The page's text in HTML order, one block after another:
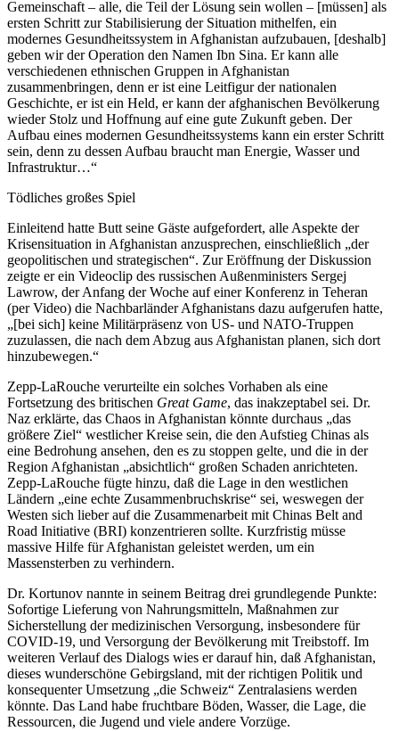
Gemeinschaft – alle, die Teil der Lösung sein wollen – [müssen] als
ersten Schritt zur Stabilisierung der Situation mithelfen, ein
modernes Gesundheitssystem in Afghanistan aufzubauen, [deshalb]
geben wir der Operation den Namen Ibn Sina. Er kann alle
verschiedenen ethnischen Gruppen in Afghanistan
zusammenbringen, denn er ist eine Leitfigur der nationalen
Geschichte, er ist ein Held, er kann der afghanischen Bevölkerung
wieder Stolz und Hoffnung auf eine gute Zukunft geben. Der
Aufbau eines modernen Gesundheitssystems kann ein erster Schritt
sein, denn zu dessen Aufbau braucht man Energie, Wasser und
Infrastruktur…“
Tödliches großes Spiel
Einleitend hatte Butt seine Gäste aufgefordert, alle Aspekte der
Krisensituation in Afghanistan anzusprechen, einschließlich „der
geopolitischen und strategischen“. Zur Eröffnung der Diskussion
zeigte er ein Videoclip des russischen Außenministers Sergej
Lawrow, der Anfang der Woche auf einer Konferenz in Teheran
(per Video) die Nachbarländer Afghanistans dazu aufgerufen hatte,
„[bei sich] keine Militärpräsenz von US- und NATO-Truppen
zuzulassen, die nach dem Abzug aus Afghanistan planen, sich dort
hinzubewegen.“
Zepp-LaRouche verurteilte ein solches Vorhaben als eine
Fortsetzung des britischen Great Game, das inakzeptabel sei. Dr.
Naz erklärte, das Chaos in Afghanistan könnte durchaus „das
größere Ziel“ westlicher Kreise sein, die den Aufstieg Chinas als
eine Bedrohung ansehen, den es zu stoppen gelte, und die in der
Region Afghanistan „absichtlich“ großen Schaden anrichteten.
Zepp-LaRouche fügte hinzu, daß die Lage in den westlichen
Ländern „eine echte Zusammenbruchskrise“ sei, weswegen der
Westen sich lieber auf die Zusammenarbeit mit Chinas Belt and
Road Initiative (BRI) konzentrieren sollte. Kurzfristig müsse
massive Hilfe für Afghanistan geleistet werden, um ein
Massensterben zu verhindern.
Dr. Kortunov nannte in seinem Beitrag drei grundlegende Punkte:
Sofortige Lieferung von Nahrungsmitteln, Maßnahmen zur
Sicherstellung der medizinischen Versorgung, insbesondere für
COVID-19, und Versorgung der Bevölkerung mit Treibstoff. Im
weiteren Verlauf des Dialogs wies er darauf hin, daß Afghanistan,
dieses wunderschöne Gebirgsland, mit der richtigen Politik und
konsequenter Umsetzung „die Schweiz“ Zentralasiens werden
könnte. Das Land habe fruchtbare Böden, Wasser, die Lage, die
Ressourcen, die Jugend und viele andere Vorzüge.